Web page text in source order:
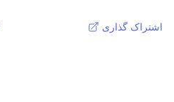
اشتراک گذاری